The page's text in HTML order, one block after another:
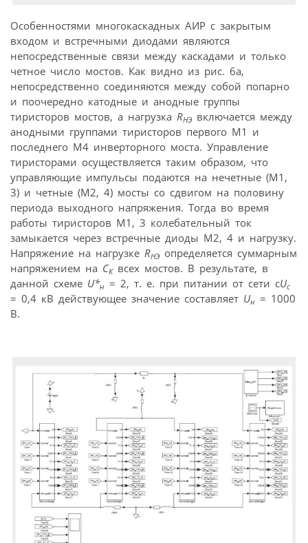
Особенностями многокаскадных АИР с закрытым
входом и встречными диодами являются
непосредственные связи между каскадами и только
четное число мостов. Как видно из рис. 6а,
непосредственно соединяются между собой попарно
и поочередно катодные и анодные группы
тиристоров мостов, а нагрузка RНЭ включается между
анодными группами тиристоров первого М1 и
последнего М4 инверторного моста. Управление
тиристорами осуществляется таким образом, что
управляющие импульсы подаются на нечетные (М1,
3) и четные (М2, 4) мосты со сдвигом на половину
периода выходного напряжения. Тогда во время
работы тиристоров М1, 3 колебательный ток
замыкается через встречные диоды М2, 4 и нагрузку.
Напряжение на нагрузке RНЭ определяется суммарным
напряжением на CКвсех мостов. В результате, в
данной схеме U*н = 2, т. е. при питании от сети сUс
= 0,4 кВ действующее значение составляет Uн = 1000
В.